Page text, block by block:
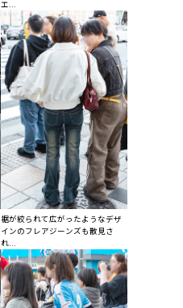
エ...
裾が絞られて広がったようなデザ
インのフレアジーンズも散見さ
れ...